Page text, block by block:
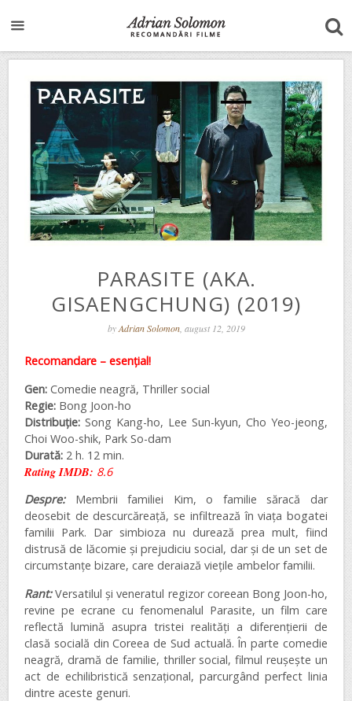
PARASITE (AKA.
GISAENGCHUNG) (2019)
byAdrian Solomon, august 12, 2019
Recomandare – esențial!
Gen: Comedie neagră, Thriller social
Regie: Bong Joon-ho
Distribuție: Song Kang-ho, Lee Sun-kyun, Cho Yeo-jeong,
Choi Woo-shik, Park So-dam
Durată: 2 h. 12 min.
Rating IMDB: 8.6
Despre:Membrii familiei Kim, o familie săracă dar
deosebit de descurcăreață, se infiltrează în viața bogatei
familii Park. Dar simbioza nu durează prea mult, fiind
distrusă de lăcomie și prejudiciu social, dar și de un set de
circumstanțe bizare, care deraiază viețile ambelor familii.
Rant:Versatilul și veneratul regizor coreean Bong Joon-ho,
revine pe ecrane cu fenomenalul Parasite, un film care
reflectă lumină asupra tristei realități a diferențierii de
clasă socială din Coreea de Sud actuală. În parte comedie
neagră, dramă de familie, thriller social, filmul reușește un
act de echilibristică senzațional, parcurgând perfect linia
dintre aceste genuri.